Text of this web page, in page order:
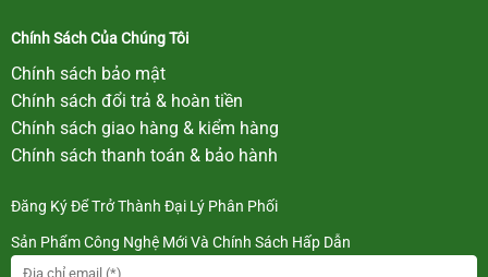
Chính Sách Của Chúng Tôi
Chính sách bảo mật
Chính sách đổi trả & hoàn tiền
Chính sách giao hàng & kiểm hàng
Chính sách thanh toán & bảo hành
Đăng Ký Để Trở Thành Đại Lý Phân Phối
Sản Phẩm Công Nghệ Mới Và Chính Sách Hấp Dẫn